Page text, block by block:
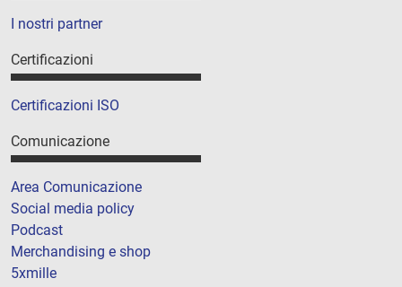
I nostri partner
Certificazioni
Certificazioni ISO
Comunicazione
Area Comunicazione
Social media policy
Podcast
Merchandising e shop
5xmille